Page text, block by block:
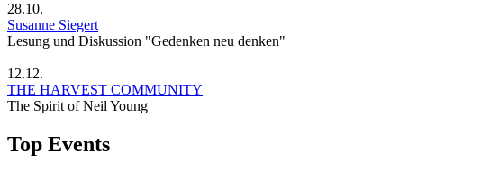
28.10.
Susanne Siegert
Lesung und Diskussion "Gedenken neu denken"
12.12.
THE HARVEST COMMUNITY
The Spirit of Neil Young
Top Events